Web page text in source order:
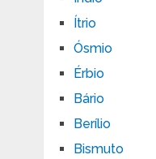
Ítrio
Ósmio
Érbio
Bário
Berílio
Bismuto